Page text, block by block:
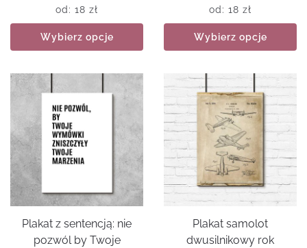
od: 18 zł
Wybierz opcje
od: 18 zł
Wybierz opcje
Plakat z sentencją: nie
pozwól by Twoje
Plakat samolot
dwusilnikowy rok